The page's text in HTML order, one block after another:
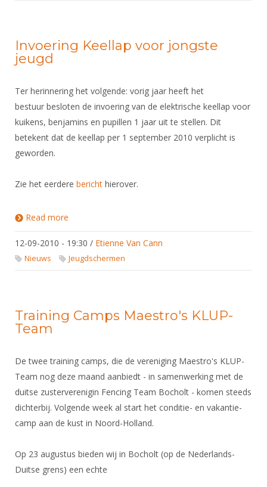
Invoering Keellap voor jongste
jeugd
Ter herinnering het volgende: vorig jaar heeft het
bestuur besloten de invoering van de elektrische keellap voor
kuikens, benjamins en pupillen 1 jaar uit te stellen. Dit
betekent dat de keellap per 1 september 2010 verplicht is
geworden.
Zie het eerdere bericht hierover.
Read more
12-09-2010 - 19:30 / Etienne Van Cann
Nieuws Jeugdschermen
Training Camps Maestro's KLUP-
Team
De twee training camps, die de vereniging Maestro's KLUP-
Team nog deze maand aanbiedt - in samenwerking met de
duitse zusterverenigin Fencing Team Bocholt - komen steeds
dichterbij. Volgende week al start het conditie- en vakantie-
camp aan de kust in Noord-Holland.
Op 23 augustus bieden wij in Bocholt (op de Nederlands-
Duitse grens) een echte